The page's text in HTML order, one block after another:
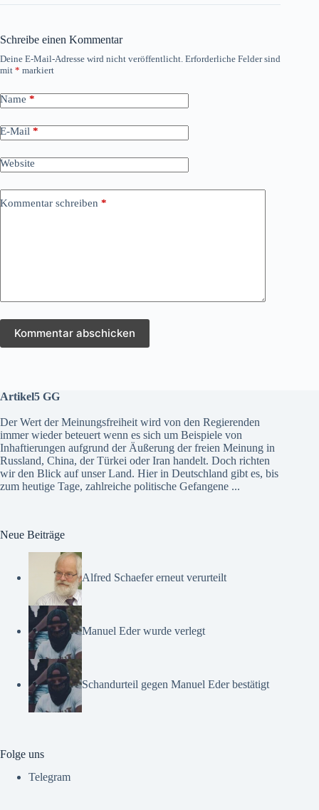
Schreibe einen Kommentar
Deine E-Mail-Adresse wird nicht veröffentlicht. Erforderliche Felder sind
mit * markiert
Name *
E-Mail *
Website
Kommentar schreiben *
Kommentar abschicken
Artikel5 GG
Der Wert der Meinungsfreiheit wird von den Regierenden
immer wieder beteuert wenn es sich um Beispiele von
Inhaftierungen aufgrund der Äußerung der freien Meinung in
Russland, China, der Türkei oder Iran handelt. Doch richten
wir den Blick auf unser Land. Hier in Deutschland gibt es, bis
zum heutige Tage, zahlreiche politische Gefangene ...
Neue Beiträge
Alfred Schaefer erneut verurteilt
Manuel Eder wurde verlegt
Schandurteil gegen Manuel Eder bestätigt
Folge uns
Telegram